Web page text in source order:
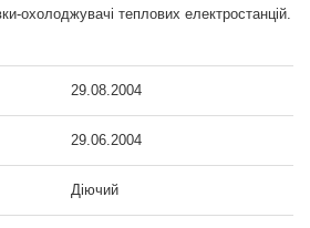
охолоджувачі теплових електростанцій.
29.08.2004
29.06.2004
Діючий